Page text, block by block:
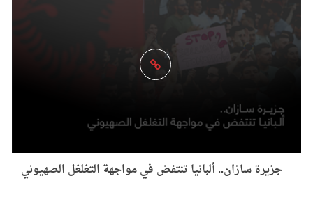
جزيرة سازان.. ألبانيا تنتفض في مواجهة التغلغل الصهيوني